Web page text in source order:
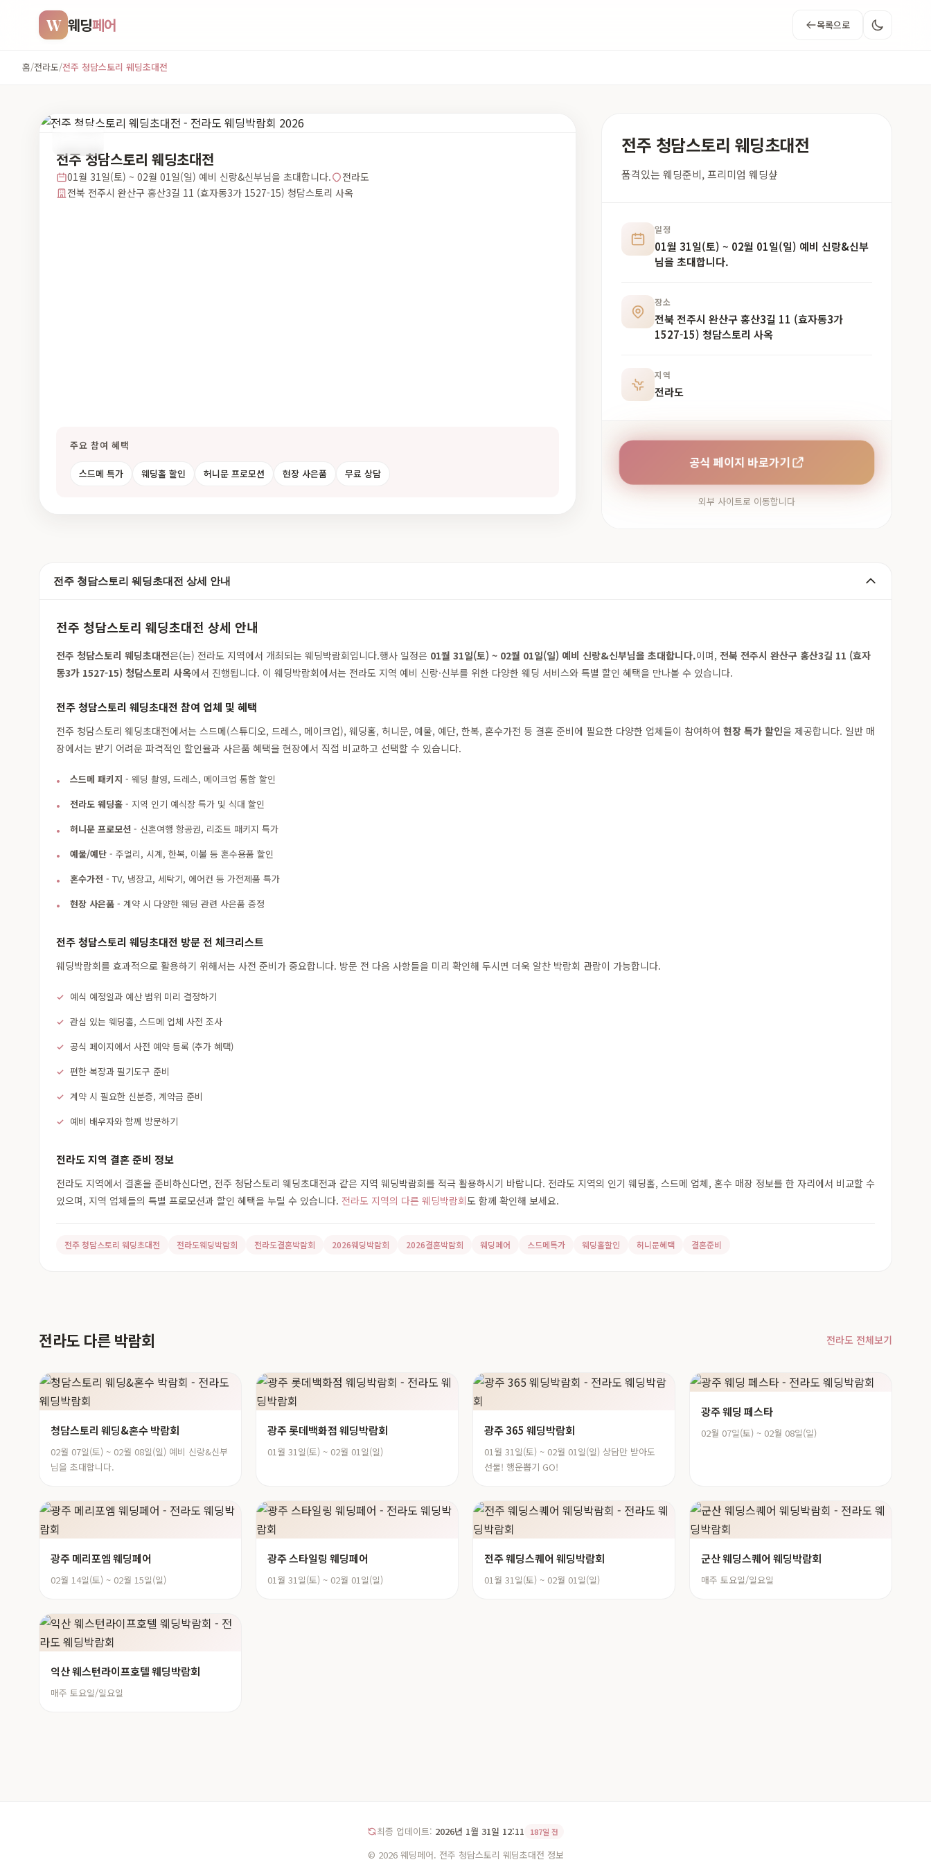
W 웨딩페어 목록으로
홈/전라도/전주 청담스토리 웨딩초대전
전주 청담스토리 웨딩초대전
01월 31일(토) ~ 02월 01일(일) 예비 신랑&신부님을 초대합니다.
전라도
전북 전주시 완산구 홍산3길 11 (효자동3가 1527-15) 청담스토리 사옥
주요 참여 혜택
스드메 특가 웨딩홀 할인 허니문 프로모션 현장 사은품 무료 상담
전주 청담스토리 웨딩초대전
품격있는 웨딩준비, 프리미엄 웨딩샾
일정
01월 31일(토) ~ 02월 01일(일) 예비 신랑&신부
님을 초대합니다.
장소
전북 전주시 완산구 홍산3길 11 (효자동3가
1527-15) 청담스토리 사옥
지역
전라도
공식 페이지 바로가기
외부 사이트로 이동합니다
전주 청담스토리 웨딩초대전 상세 안내
전주 청담스토리 웨딩초대전 상세 안내
전주 청담스토리 웨딩초대전은(는) 전라도 지역에서 개최되는 웨딩박람회입니다.행사 일정은 01월 31일(토) ~ 02월 01일(일) 예비 신랑&신부님을 초대합니다.이며, 전북 전주시 완산구 홍산3길 11 (효자
동3가 1527-15) 청담스토리 사옥에서 진행됩니다. 이 웨딩박람회에서는 전라도 지역 예비 신랑·신부를 위한 다양한 웨딩 서비스와 특별 할인 혜택을 만나볼 수 있습니다.
전주 청담스토리 웨딩초대전 참여 업체 및 혜택
전주 청담스토리 웨딩초대전에서는 스드메(스튜디오, 드레스, 메이크업), 웨딩홀, 허니문, 예물, 예단, 한복, 혼수가전 등 결혼 준비에 필요한 다양한 업체들이 참여하여 현장 특가 할인을 제공합니다. 일반 매
장에서는 받기 어려운 파격적인 할인율과 사은품 혜택을 현장에서 직접 비교하고 선택할 수 있습니다.
스드메 패키지 - 웨딩 촬영, 드레스, 메이크업 통합 할인
전라도 웨딩홀 - 지역 인기 예식장 특가 및 식대 할인
허니문 프로모션 - 신혼여행 항공권, 리조트 패키지 특가
예물/예단 - 주얼리, 시계, 한복, 이불 등 혼수용품 할인
혼수가전 - TV, 냉장고, 세탁기, 에어컨 등 가전제품 특가
현장 사은품 - 계약 시 다양한 웨딩 관련 사은품 증정
전주 청담스토리 웨딩초대전 방문 전 체크리스트
웨딩박람회를 효과적으로 활용하기 위해서는 사전 준비가 중요합니다. 방문 전 다음 사항들을 미리 확인해 두시면 더욱 알찬 박람회 관람이 가능합니다.
예식 예정일과 예산 범위 미리 결정하기
관심 있는 웨딩홀, 스드메 업체 사전 조사
공식 페이지에서 사전 예약 등록 (추가 혜택)
편한 복장과 필기도구 준비
계약 시 필요한 신분증, 계약금 준비
예비 배우자와 함께 방문하기
전라도 지역 결혼 준비 정보
전라도 지역에서 결혼을 준비하신다면, 전주 청담스토리 웨딩초대전과 같은 지역 웨딩박람회를 적극 활용하시기 바랍니다. 전라도 지역의 인기 웨딩홀, 스드메 업체, 혼수 매장 정보를 한 자리에서 비교할 수
있으며, 지역 업체들의 특별 프로모션과 할인 혜택을 누릴 수 있습니다. 전라도 지역의 다른 웨딩박람회도 함께 확인해 보세요.
전주 청담스토리 웨딩초대전 전라도웨딩박람회 전라도결혼박람회 2026웨딩박람회 2026결혼박람회 웨딩페어 스드메특가 웨딩홀할인 허니문혜택 결혼준비
전라도 다른 박람회 전라도 전체보기
청담스토리 웨딩&혼수 박람회
02월 07일(토) ~ 02월 08일(일) 예비 신랑&신부
님을 초대합니다.
광주 롯데백화점 웨딩박람회
01월 31일(토) ~ 02월 01일(일)
광주 365 웨딩박람회
01월 31일(토) ~ 02월 01일(일) 상담만 받아도
선물! 행운뽑기 GO!
광주 웨딩 페스타
02월 07일(토) ~ 02월 08일(일)
광주 메리포엠 웨딩페어
02월 14일(토) ~ 02월 15일(일)
광주 스타일링 웨딩페어
01월 31일(토) ~ 02월 01일(일)
전주 웨딩스퀘어 웨딩박람회
01월 31일(토) ~ 02월 01일(일)
군산 웨딩스퀘어 웨딩박람회
매주 토요일/일요일
익산 웨스턴라이프호텔 웨딩박람회
매주 토요일/일요일
최종 업데이트: 2026년 1월 31일 12:11 187일 전
© 2026 웨딩페어. 전주 청담스토리 웨딩초대전 정보